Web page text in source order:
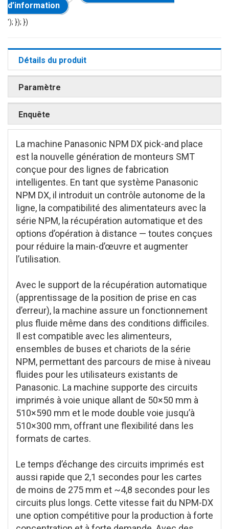
d’information
'); }); })
Détails du produit
Paramètre
Enquête
La machine Panasonic NPM DX pick-and place
est la nouvelle génération de monteurs SMT
conçue pour des lignes de fabrication
intelligentes. En tant que système Panasonic
NPM DX, il introduit un contrôle autonome de la
ligne, la compatibilité des alimentateurs avec la
série NPM, la récupération automatique et des
options d’opération à distance — toutes conçues
pour réduire la main-d’œuvre et augmenter
l’utilisation.
Avec le support de la récupération automatique
(apprentissage de la position de prise en cas
d’erreur), la machine assure un fonctionnement
plus fluide même dans des conditions difficiles.
Il est compatible avec les alimenteurs,
ensembles de buses et chariots de la série
NPM, permettant des parcours de mise à niveau
fluides pour les utilisateurs existants de
Panasonic. La machine supporte des circuits
imprimés à voie unique allant de 50×50 mm à
510×590 mm et le mode double voie jusqu’à
510×300 mm, offrant une flexibilité dans les
formats de cartes.
Le temps d’échange des circuits imprimés est
aussi rapide que 2,1 secondes pour les cartes
de moins de 275 mm et ~4,8 secondes pour les
circuits plus longs. Cette vitesse fait du NPM-DX
une option compétitive pour la production à forte